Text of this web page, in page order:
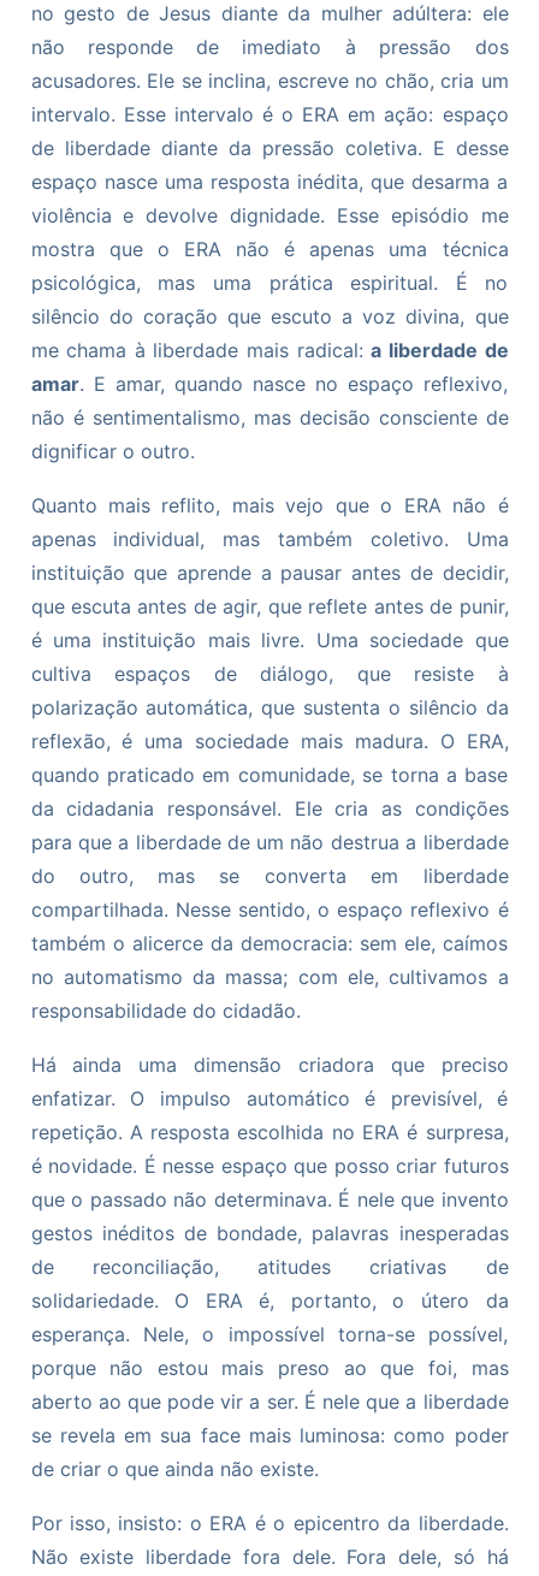
no gesto de Jesus diante da mulher adúltera: ele
não responde de imediato à pressão dos
acusadores. Ele se inclina, escreve no chão, cria um
intervalo. Esse intervalo é o ERA em ação: espaço
de liberdade diante da pressão coletiva. E desse
espaço nasce uma resposta inédita, que desarma a
violência e devolve dignidade. Esse episódio me
mostra que o ERA não é apenas uma técnica
psicológica, mas uma prática espiritual. É no
silêncio do coração que escuto a voz divina, que
me chama à liberdade mais radical:a liberdade de
amar. E amar, quando nasce no espaço reflexivo,
não é sentimentalismo, mas decisão consciente de
dignificar o outro.
Quanto mais reflito, mais vejo que o ERA não é
apenas individual, mas também coletivo. Uma
instituição que aprende a pausar antes de decidir,
que escuta antes de agir, que reflete antes de punir,
é uma instituição mais livre. Uma sociedade que
cultiva espaços de diálogo, que resiste à
polarização automática, que sustenta o silêncio da
reflexão, é uma sociedade mais madura. O ERA,
quando praticado em comunidade, se torna a base
da cidadania responsável. Ele cria as condições
para que a liberdade de um não destrua a liberdade
do outro, mas se converta em liberdade
compartilhada. Nesse sentido, o espaço reflexivo é
também o alicerce da democracia: sem ele, caímos
no automatismo da massa; com ele, cultivamos a
responsabilidade do cidadão.
Há ainda uma dimensão criadora que preciso
enfatizar. O impulso automático é previsível, é
repetição. A resposta escolhida no ERA é surpresa,
é novidade. É nesse espaço que posso criar futuros
que o passado não determinava. É nele que invento
gestos inéditos de bondade, palavras inesperadas
de reconciliação, atitudes criativas de
solidariedade. O ERA é, portanto, o útero da
esperança. Nele, o impossível torna-se possível,
porque não estou mais preso ao que foi, mas
aberto ao que pode vir a ser. É nele que a liberdade
se revela em sua face mais luminosa: como poder
de criar o que ainda não existe.
Por isso, insisto: o ERA é o epicentro da liberdade.
Não existe liberdade fora dele. Fora dele, só há